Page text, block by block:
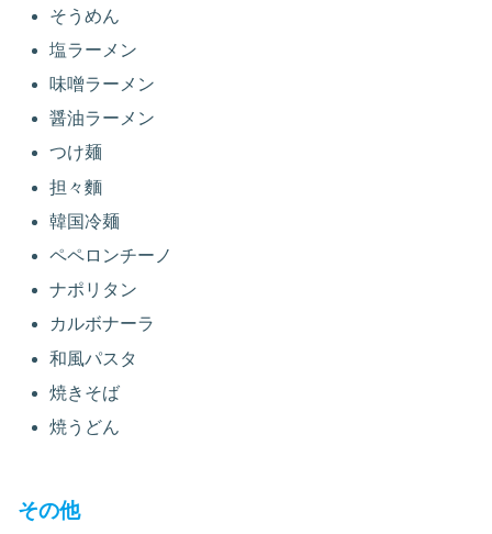
そうめん
塩ラーメン
味噌ラーメン
醤油ラーメン
つけ麺
担々麵
韓国冷麺
ペペロンチーノ
ナポリタン
カルボナーラ
和風パスタ
焼きそば
焼うどん
その他